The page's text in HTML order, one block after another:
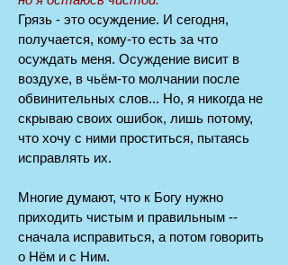
Грязь - это осуждение. И сегодня,
получается, кому-то есть за что
осуждать меня. Осуждение висит в
воздухе, в чьём-то молчании после
обвинительных слов... Но, я никогда не
скрываю своих ошибок, лишь потому,
что хочу с ними проститься, пытаясь
исправлять их.
Многие думают, что к Богу нужно
приходить чистым и правильным --
сначала исправиться, а потом говорить
о Нём и с Ним.